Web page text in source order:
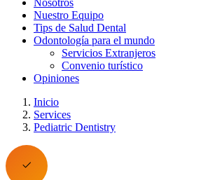
Nuestro Equipo
Tips de Salud Dental
Odontología para el mundo
Servicios Extranjeros
Convenio turístico
Opiniones
Inicio
Services
Pediatric Dentistry